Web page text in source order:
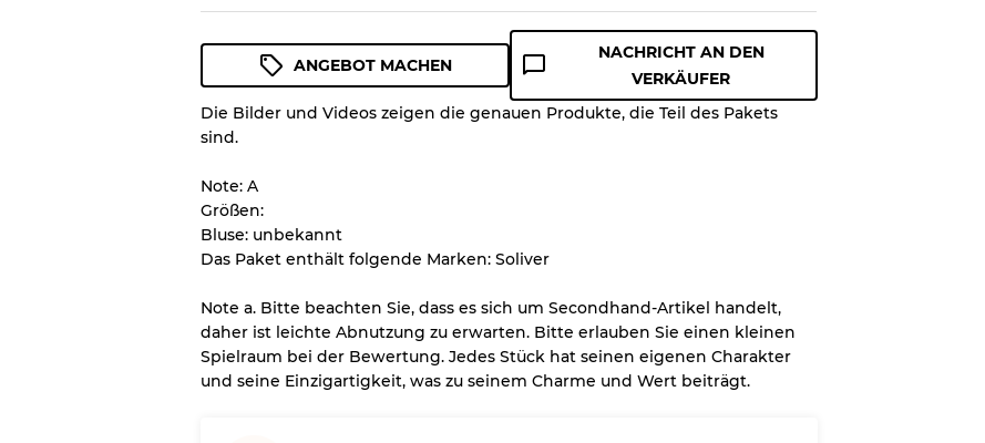
Zustandsrichtlinie
Alle Produkte enthalten eine Qualitätsstufe, damit Sie den
nachvollziehen können.
Es gibt eine Fehlermarge von bis zu
Großhandels
Unser 3-Stufen-System
ANGEBOT MACHEN
NACHRICHT AN DEN
VERKÄUFER
Die Bilder und Videos zeigen die genauen Produkte, die Teil des Pakets
sind.
Note: A
Größen:
Bluse: unbekannt
Das Paket enthält folgende Marken: Soliver
Note a. Bitte beachten Sie, dass es sich um Secondhand-Artikel handelt,
daher ist leichte Abnutzung zu erwarten. Bitte erlauben Sie einen kleinen
Spielraum bei der Bewertung. Jedes Stück hat seinen eigenen Charakter
und seine Einzigartigkeit, was zu seinem Charme und Wert beiträgt.